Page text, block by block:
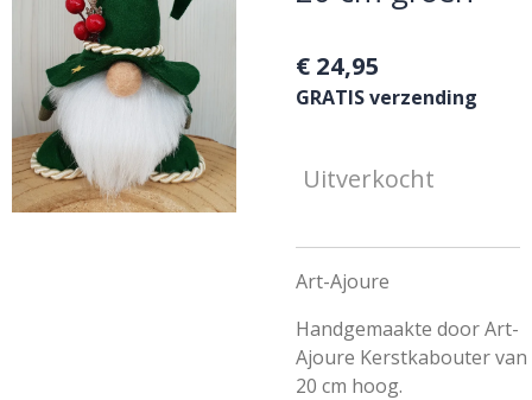
€ 24,95
GRATIS verzending
Uitverkocht
Art-Ajoure
Handgemaakte door Art-
Ajoure Kerstkaboutervan
20 cm hoog.